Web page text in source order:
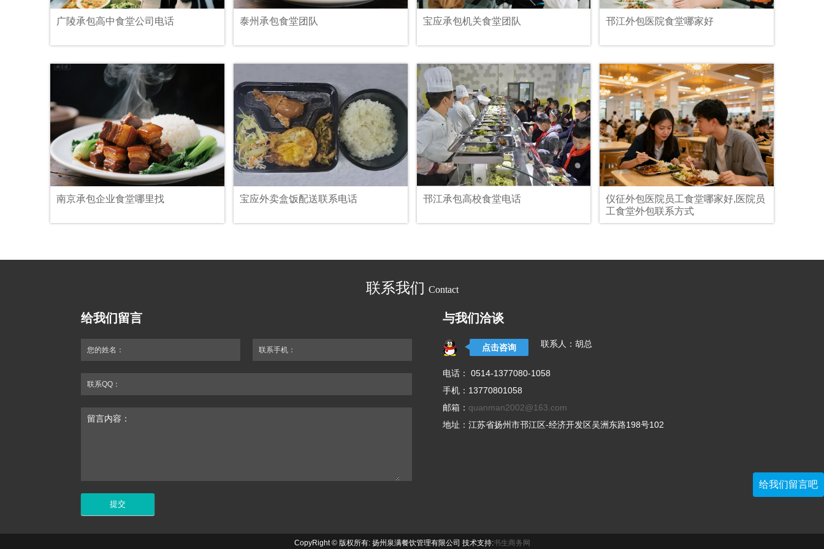
广陵承包高中食堂公司电话 泰州承包食堂团队 宝应承包机关食堂团队 邗江外包医院食堂哪家好
南京承包企业食堂哪里找 宝应外卖盒饭配送联系电话 邗江承包高校食堂电话
仪征外包医院员工食堂哪家好,医院员
工食堂外包联系方式
联系我们 Contact
给我们留言
您的姓名： 联系手机：
联系QQ：
留言内容：
与我们洽谈
点击咨询 联系人：胡总
电话： 0514-1377080-1058
手机：13770801058
邮箱： quanman2002@163.com
地址：江苏省扬州市邗江区-经济开发区吴洲东路198号102
给我们留言吧
CopyRight © 版权所有: 扬州泉满餐饮管理有限公司 技术支持:书生商务网